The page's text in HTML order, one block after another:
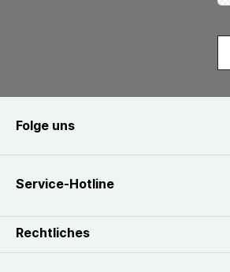
Service-Hotline
Folge uns
Rechtliches